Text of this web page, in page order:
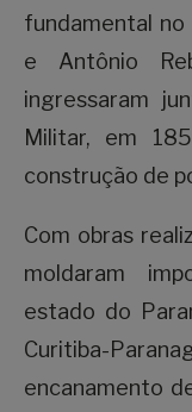
fundamental no
e Antônio
ingressaram
Militar, em
construção de
Com obras
moldaram
estado do
Curitiba-
encanamento